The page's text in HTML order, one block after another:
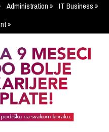
Administration
IT Business